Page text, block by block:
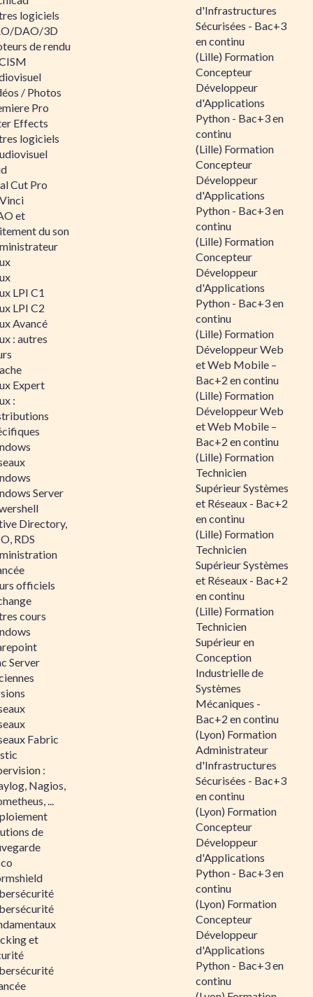
logiciels
DAO/3D
de rendu
/ Photos
Pro
Effects
logiciels
Cut Pro
et
du son
LPI C1
LPI C2
Avancé
: autres
Expert
:
Server
Directory,
RDS
officiels
cours
Server
Fabric
:
Nagios,
...
de
et
d'Infrastructures
Sécurisées - Bac+3
en continu
(Lille) Formation
Concepteur
Développeur
d'Applications
Python - Bac+3 en
continu
(Lille) Formation
Concepteur
Développeur
d'Applications
Python - Bac+3 en
continu
(Lille) Formation
Concepteur
Développeur
d'Applications
Python - Bac+3 en
continu
(Lille) Formation
Développeur Web
et Web Mobile –
Bac+2 en continu
(Lille) Formation
Développeur Web
et Web Mobile –
Bac+2 en continu
(Lille) Formation
Technicien
Supérieur Systèmes
et Réseaux - Bac+2
en continu
(Lille) Formation
Technicien
Supérieur Systèmes
et Réseaux - Bac+2
en continu
(Lille) Formation
Technicien
Supérieur en
Conception
Industrielle de
Systèmes
Mécaniques -
Bac+2 en continu
(Lyon) Formation
Administrateur
d'Infrastructures
Sécurisées - Bac+3
en continu
(Lyon) Formation
Concepteur
Développeur
d'Applications
Python - Bac+3 en
continu
(Lyon) Formation
Concepteur
Développeur
d'Applications
Python - Bac+3 en
continu